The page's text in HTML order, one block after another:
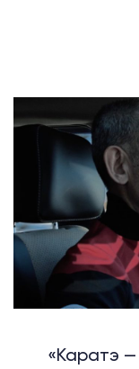
«Каратэ